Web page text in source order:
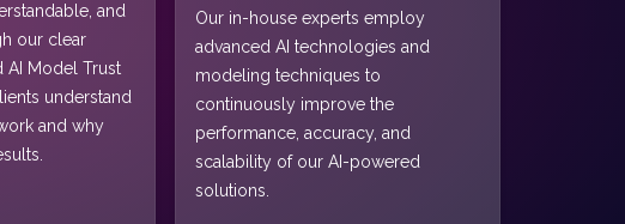
and
our clear
AI Model Trust
understand
and why
Our in-house experts employ
advanced AI technologies and
modeling techniques to
continuously improve the
performance, accuracy, and
scalability of our AI-powered
solutions.